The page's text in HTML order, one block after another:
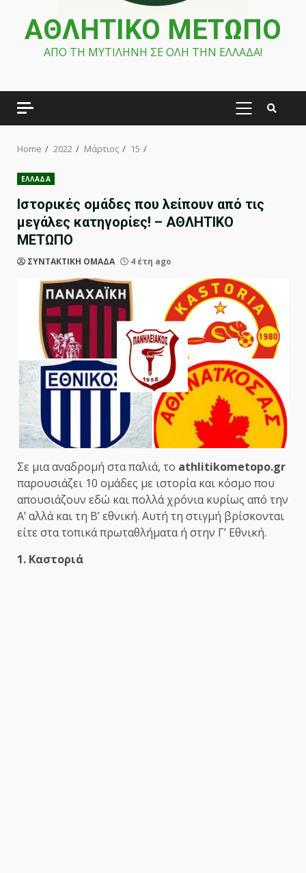
ΑΘΛΗΤΙΚΟ ΜΕΤΩΠΟ
ΑΠΟ ΤΗ ΜΥΤΙΛΗΝΗ ΣΕ ΟΛΗ ΤΗΝ ΕΛΛΑΔΑ!
PRIMARY
Home 2022 Μάρτιος 15
ΕΛΛΑΔΑ
Ιστορικές ομάδες που λείπουν από τις
μεγάλες κατηγορίες! – ΑΘΛΗΤΙΚΟ
ΜΕΤΩΠΟ
ΣΥΝΤΑΚΤΙΚΗ ΟΜΑΔΑ 4 έτη ago
Σε μια αναδρομή στα παλιά, το athlitikometopo.gr
παρουσιάζει 10 ομάδες με ιστορία και κόσμο που
απουσιάζουν εδώ και πολλά χρόνια κυρίως από την
Α’ αλλά και τη Β’ εθνική. Αυτή τη στιγμή βρίσκονται
είτε στα τοπικά πρωταθλήματα ή στην Γ’ Εθνική.
1. Καστοριά